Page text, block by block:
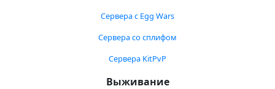
Сервера с Egg Wars
Сервера со сплифом
Сервера KitPvP
Выживание